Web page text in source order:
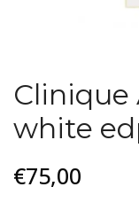
Clinique
white
€75,00